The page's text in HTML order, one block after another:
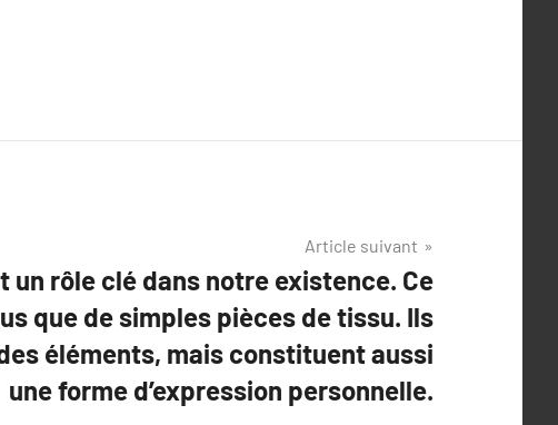
Article suivant
un rôle clé dans notre existence. Ce
que de simples pièces de tissu. Ils
éléments, mais constituent aussi
une forme d’expression personnelle.